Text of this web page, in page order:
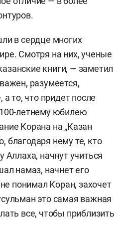
в сердце многих
Смотря на них, ученые
книги, — заметил
разумеется,
то, что придет после
летнему юбилею
Корана на „Казан
благодаря нему те, кто
Аллаха, начнут учиться
намаз, начнет его
понимал Коран, захочет
это самая важная
все, чтобы приблизить